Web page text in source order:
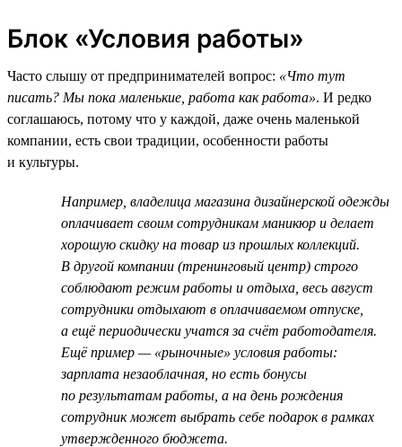
Блок «Условия работы»
Часто слышу от предпринимателей вопрос: «Что тут
писать? Мы пока маленькие, работа как работа». И редко
соглашаюсь, потому что у каждой, даже очень маленькой
компании, есть свои традиции, особенности работы
и культуры.
Например, владелица магазина дизайнерской одежды
оплачивает своим сотрудникам маникюр и делает
хорошую скидку на товар из прошлых коллекций.
В другой компании (тренинговый центр) строго
соблюдают режим работы и отдыха, весь август
сотрудники отдыхают в оплачиваемом отпуске,
а ещё периодически учатся за счёт работодателя.
Ещё пример — «рыночные» условия работы:
зарплата незаоблачная, но есть бонусы
по результатам работы, а на день рождения
сотрудник может выбрать себе подарок в рамках
утвержденного бюджета.